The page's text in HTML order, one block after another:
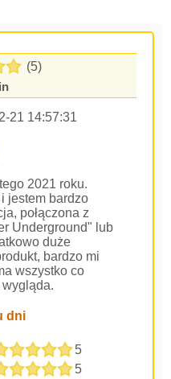
(5)
21 14:57:31
2021 roku.
jestem bardzo
połączona z
Underground" lub
duże
bardzo mi
wszystko co
dni
5
5